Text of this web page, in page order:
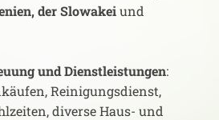
der Slowakeiund
und Dienstleistungen:
Reinigungsdienst,
diverse Haus- und